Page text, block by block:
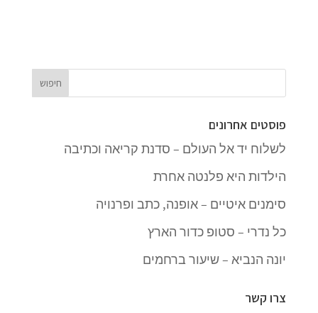
פוסטים אחרונים
לשלוח יד אל העולם – סדנת קריאה וכתיבה
הילדות היא פלנטה אחרת
סימנים איטיים – אופנה, כתב ופרנויה
כל נדרי – סטופ כדור הארץ
יונה הנביא – שיעור ברחמים
צרו קשר